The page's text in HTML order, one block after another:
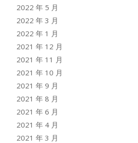
2022 年 5 月
2022 年 3 月
2022 年 1 月
2021 年 12 月
2021 年 11 月
2021 年 10 月
2021 年 9 月
2021 年 8 月
2021 年 6 月
2021 年 4 月
2021 年 3 月